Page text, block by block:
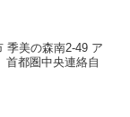
季美の森南2-49 ア
首都圏中央連絡自